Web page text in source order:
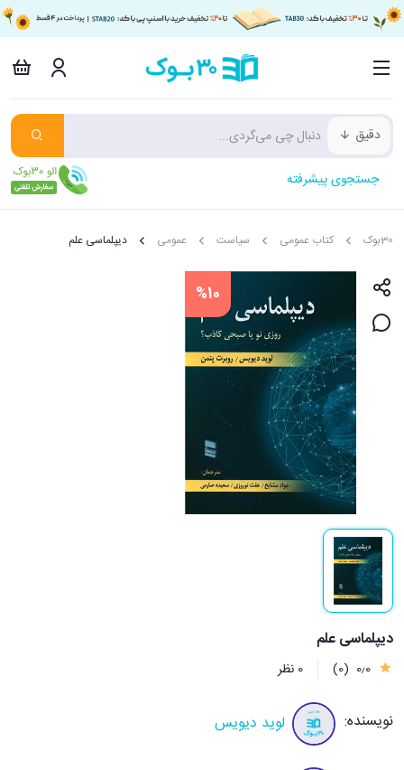
دقیق
جستجوی پیشرفته
30بوک کتاب عمومی سیاست عمومی دیپلماسی علم
%10
دیپلماسی علم
0٫0 (0) 0 نظر
نویسنده: لوید دیویس